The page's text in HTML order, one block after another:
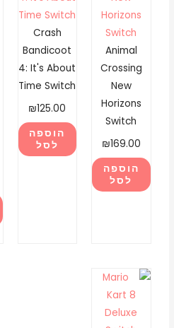
Animal
Crossing
New
Horizons
Switch
₪169.00
הוספה
לסל
Crash
Bandicoot
4: It's About
Time Switch
₪125.00
הוספה
לסל